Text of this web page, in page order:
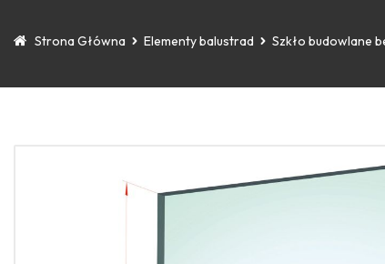
Strona Główna Elementy balustrad Szkło budowlane